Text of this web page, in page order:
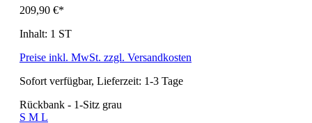
209,90 €*
Inhalt: 1 ST
Preise inkl. MwSt. zzgl. Versandkosten
Sofort verfügbar, Lieferzeit: 1-3 Tage
Rückbank - 1-Sitz grau
S M L